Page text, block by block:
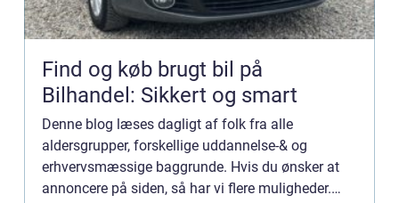
Find og køb brugt bil på
Bilhandel: Sikkert og smart
Denne blog læses dagligt af folk fra alle
aldersgrupper, forskellige uddannelse-& og
erhvervsmæssige baggrunde. Hvis du ønsker at
annoncere på siden, så har vi flere muligheder.